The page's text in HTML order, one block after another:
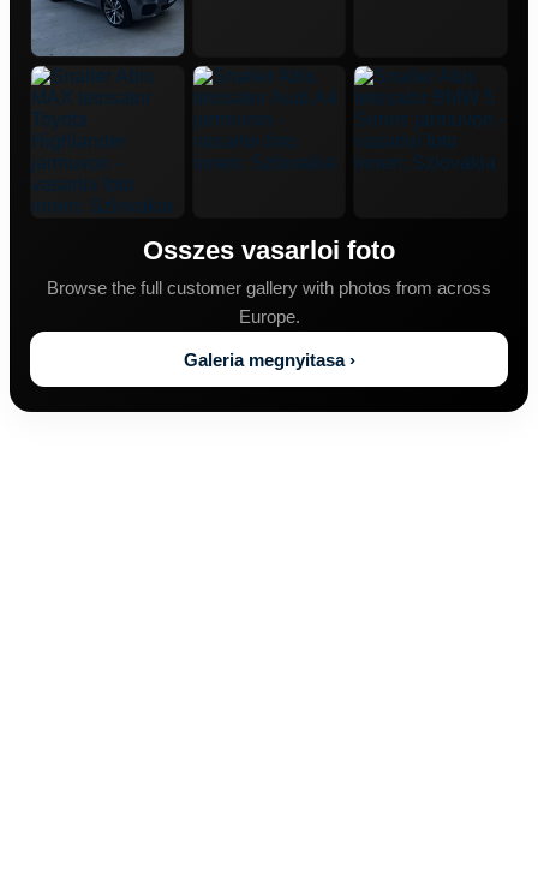
Osszes vasarloi foto
Browse the full customer gallery with photos from across
Europe.
Galeria megnyitasa ›